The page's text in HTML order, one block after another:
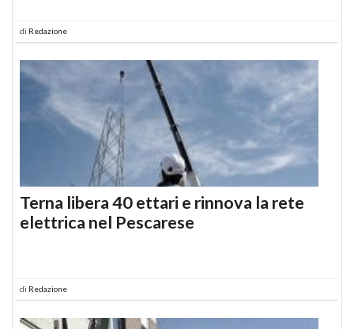
di Redazione
Terna libera 40 ettari e rinnova la rete
elettrica nel Pescarese
di Redazione